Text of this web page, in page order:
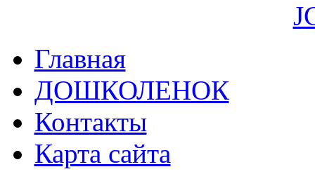
Главная
ДОШКОЛЕНОК
Контакты
Карта сайта